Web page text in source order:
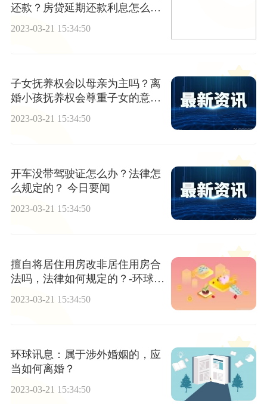
还款？房贷延期还款利息怎么
2023-03-21 15:34:50
子女抚养权会以母亲为主吗？离
婚小孩抚养权会尊重子女的意愿
吗？
2023-03-21 15:34:50
开车没带驾驶证怎么办？法律怎
么规定的？ 今日要闻
2023-03-21 15:34:50
擅自将居住用房改非居住用房合
法吗，法律如何规定的？-环球新
2023-03-21 15:34:50
环球讯息：属于涉外婚姻的，应
当如何离婚？
2023-03-21 15:34:50